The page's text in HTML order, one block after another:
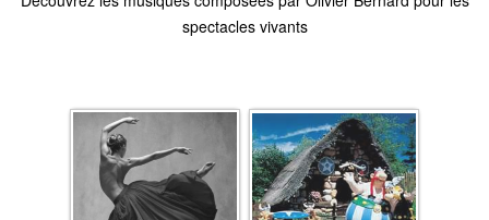
spectacles vivants